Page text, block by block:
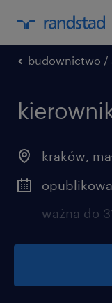
budownictwo /
kraków,
ważna do